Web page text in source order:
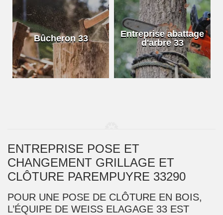
Bûcheron 33
Entreprise abattage
d'arbre 33
ENTREPRISE POSE ET
CHANGEMENT GRILLAGE ET
CLÔTURE PAREMPUYRE 33290
POUR UNE POSE DE CLÔTURE EN BOIS,
L’ÉQUIPE DE WEISS ELAGAGE 33 EST